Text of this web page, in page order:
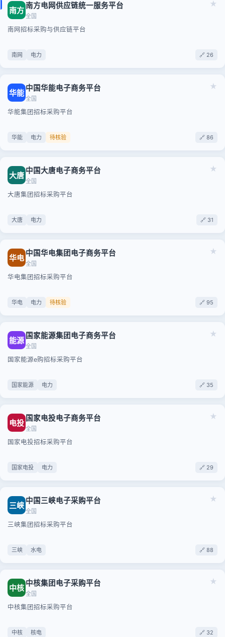
★
南方南方电网供应链统一服务平台
全国
南网招标采购与供应链平台
南网 电力 🔗 26
★
华能 中国华能电子商务平台
全国
华能集团招标采购平台
华能 电力 待核验 🔗 86
★
大唐 中国大唐电子商务平台
全国
大唐集团招标采购平台
大唐 电力 🔗 31
★
华电 中国华电集团电子商务平台
全国
华电集团招标采购平台
华电 电力 待核验 🔗 95
★
能源 国家能源集团电子商务平台
全国
国家能源e购招标采购平台
国家能源 电力 🔗 35
★
电投 国家电投电子商务平台
全国
国家电投招标采购平台
国家电投 电力 🔗 29
★
三峡 中国三峡电子采购平台
全国
三峡集团招标采购平台
三峡 水电 🔗 88
★
中核 中核集团电子采购平台
全国
中核集团招标采购平台
中核 核电 🔗 32